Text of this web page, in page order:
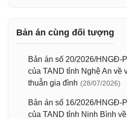
Bản án cùng đối tượng
Bản án số 20/2026/HNGĐ-
của TAND tỉnh Nghệ An về
thuẫn gia đình (28/07/2026)
Bản án số 16/2026/HNGĐ-
của TAND tỉnh Ninh Bình